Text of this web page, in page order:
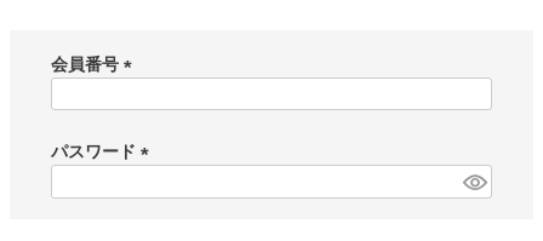
会員番号
須
)
パスワード